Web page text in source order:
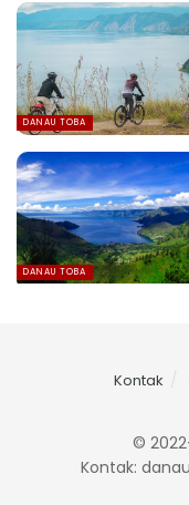
DANAU TOBA
DANAU TOBA
Kontak
©
Kontak: